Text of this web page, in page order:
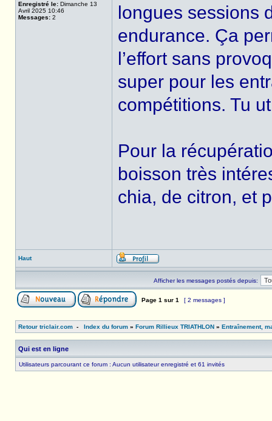
Enregistré le: Dimanche 13
Avril 2025 10:46
Messages: 2
longues sessions
endurance. Ça
l’effort sans
super pour les
compétitions. Tu
Pour la
boisson très
chia, de citron, et
Haut
Afficher les messages postés depuis:
Page 1 sur 1 [ 2 messages ]
Retour triclair.com - Index du forum » Forum Rillieux TRIATHLON » Entraînement,
Qui est en ligne
Utilisateurs parcourant ce forum : Aucun utilisateur enregistré et 61 invités